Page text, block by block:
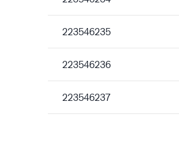
223546235
223546236
223546237